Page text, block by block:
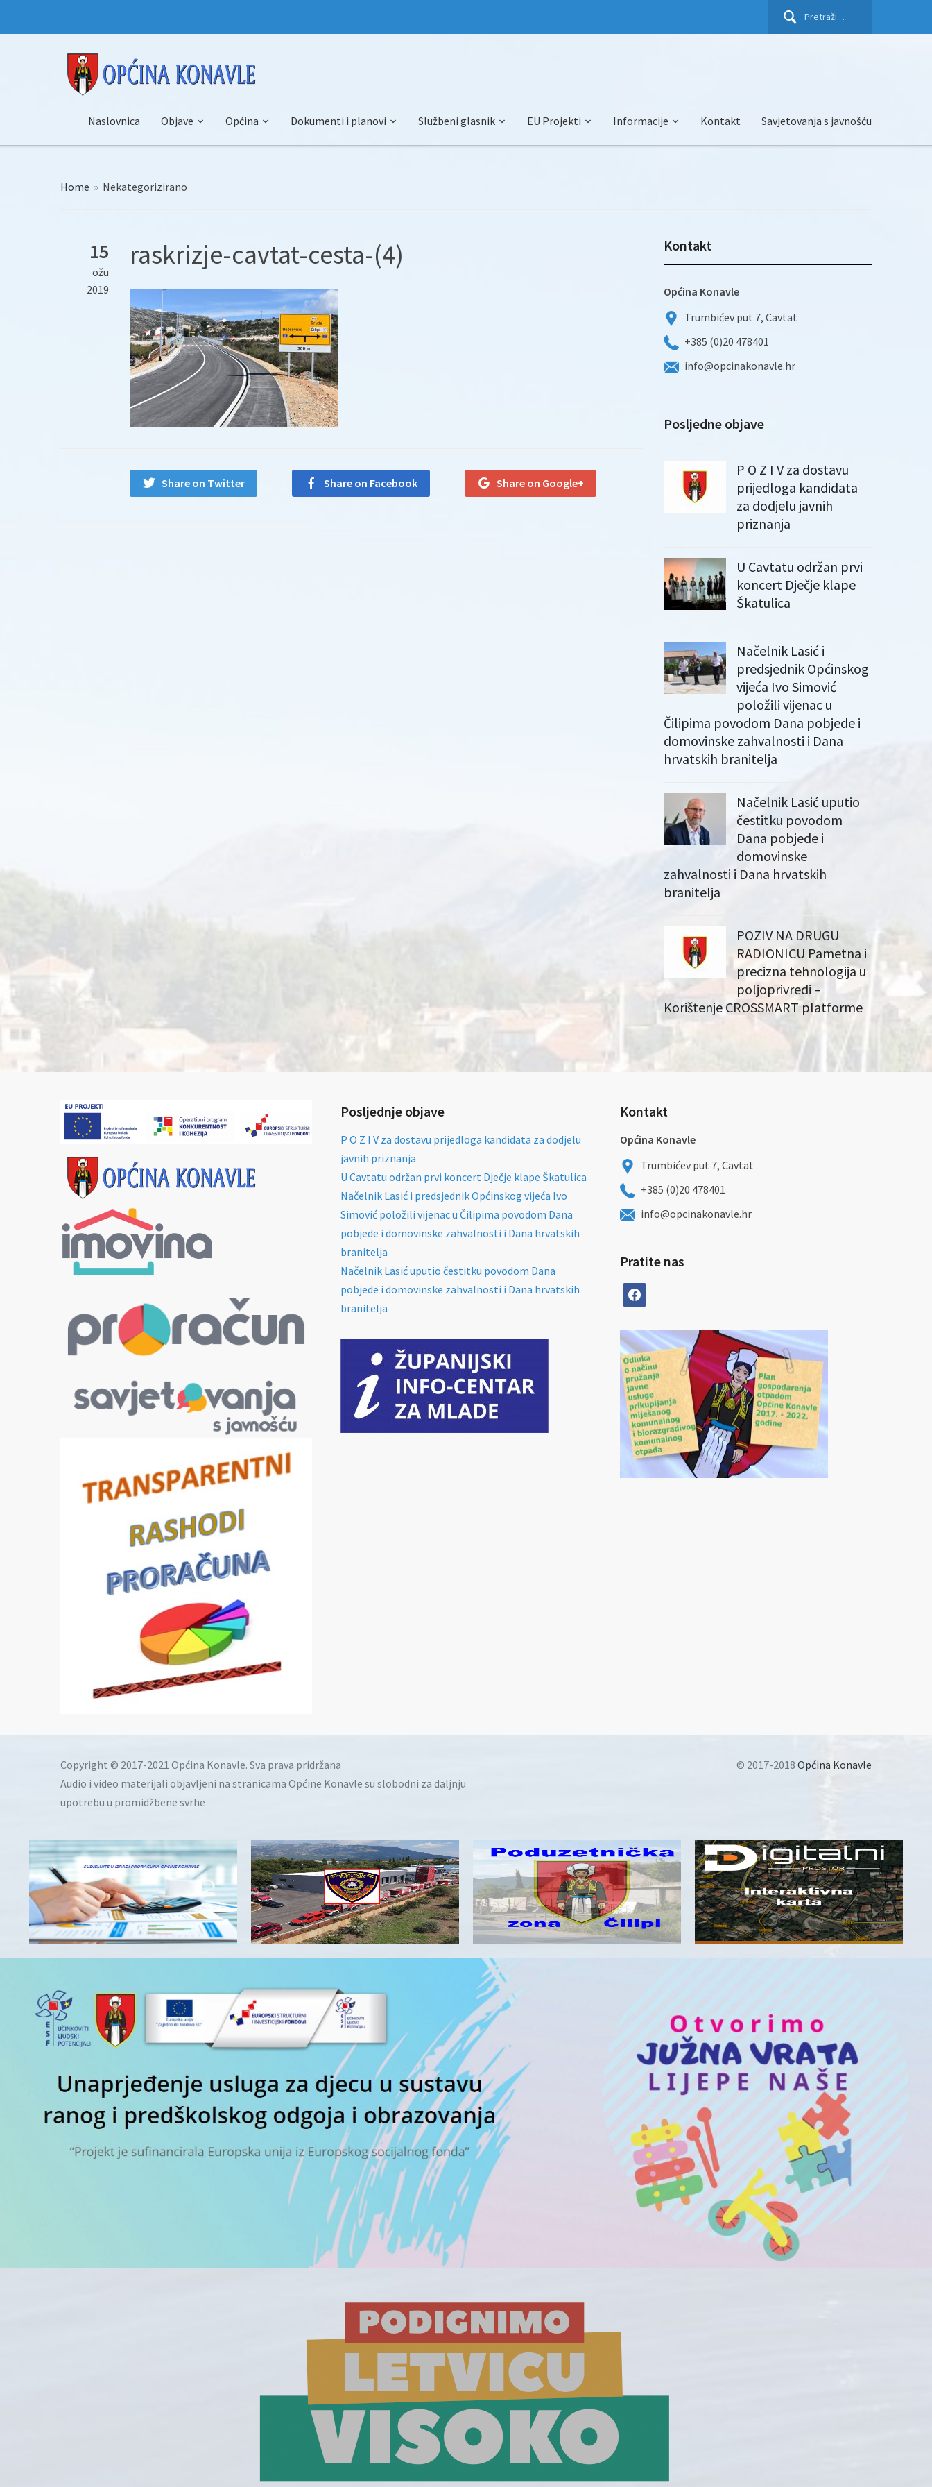
Pretraži:
Naslovnica Objave Općina Dokumenti i planovi Službeni glasnik EU Projekti Informacije Kontakt Savjetovanja s javnošću
Home » Nekategorizirano
15
ožu
2019
raskrizje-cavtat-cesta-(4)
Share on Twitter Share on Facebook Share on Google+
Kontakt
Općina Konavle
Trumbićev put 7, Cavtat
+385 (0)20 478401
info@opcinakonavle.hr
Posljedne objave
P O Z I V za dostavu
prijedloga kandidata
za dodjelu javnih
priznanja
U Cavtatu održan prvi
koncert Dječje klape
Škatulica
Načelnik Lasić i
predsjednik Općinskog
vijeća Ivo Simović
položili vijenac u
Čilipima povodom Dana pobjede i
domovinske zahvalnosti i Dana
hrvatskih branitelja
Načelnik Lasić uputio
čestitku povodom
Dana pobjede i
domovinske
zahvalnosti i Dana hrvatskih
branitelja
POZIV NA DRUGU
RADIONICU Pametna i
precizna tehnologija u
poljoprivredi –
Korištenje CROSSMART platforme
Posljednje objave
P O Z I V za dostavu prijedloga kandidata za dodjelu
javnih priznanja
U Cavtatu održan prvi koncert Dječje klape Škatulica
Načelnik Lasić i predsjednik Općinskog vijeća Ivo
Simović položili vijenac u Čilipima povodom Dana
pobjede i domovinske zahvalnosti i Dana hrvatskih
branitelja
Načelnik Lasić uputio čestitku povodom Dana
pobjede i domovinske zahvalnosti i Dana hrvatskih
branitelja
Kontakt
Općina Konavle
Trumbićev put 7, Cavtat
+385 (0)20 478401
info@opcinakonavle.hr
Pratite nas
facebook
Copyright © 2017-2021 Općina Konavle. Sva prava pridržana
Audio i video materijali objavljeni na stranicama Općine Konavle su slobodni za daljnju
upotrebu u promidžbene svrhe
© 2017-2018 Općina Konavle